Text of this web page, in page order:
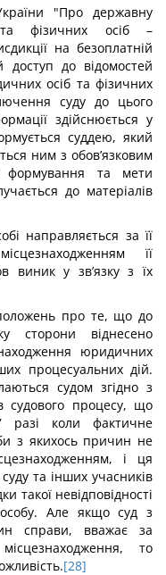
"Про державну
фізичних осіб –
на безоплатній
доступ до відомостей
осіб та фізичних
суду до цього
здійснюється у
суддею, який
ним з обов’язковим
формування та мети
до матеріалів
направляється за її
її
виник у зв’язку з їх
про те, що до
сторони віднесено
юридичних
процесуальних дій.
судом згідно з
судового процесу, що
разі коли фактичне
з якихось причин не
і ця
та інших учасників
такої невідповідності
Але якщо суд з
справи, вважає за
то
[28]